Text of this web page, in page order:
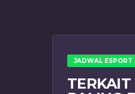
JADWAL ESPORT